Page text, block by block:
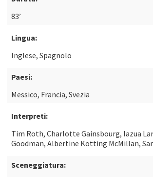
83’
Lingua:
Inglese, Spagnolo
Paesi:
Messico, Francia, Svezia
Interpreti:
Tim Roth, Charlotte Gainsbourg, Iazua
Goodman, Albertine Kotting McMillan,
Sceneggiatura: